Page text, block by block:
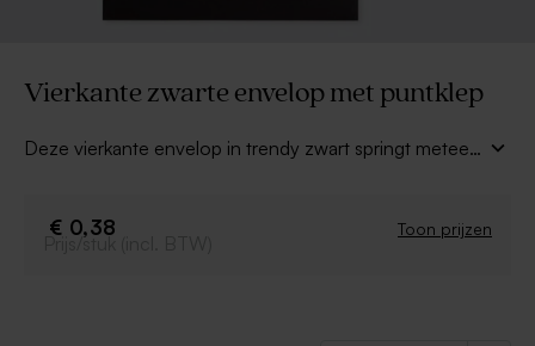
Vierkante zwarte envelop met puntklep
Deze vierkante envelop in trendy zwart springt meteen
envelop met een sluitsticker voor een extra leuk effect.
€ 0,38 Toon prijzen
Prijs/stuk (incl. BTW)